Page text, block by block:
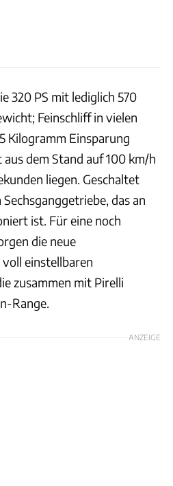
320 PS mit lediglich 570
Feinschliff in vielen
Kilogramm Einsparung
dem Stand auf 100 km/h
liegen. Geschaltet
das an
ist. Für eine noch
die neue
einstellbaren
zusammen mit Pirelli
Range.
ANZEIGE